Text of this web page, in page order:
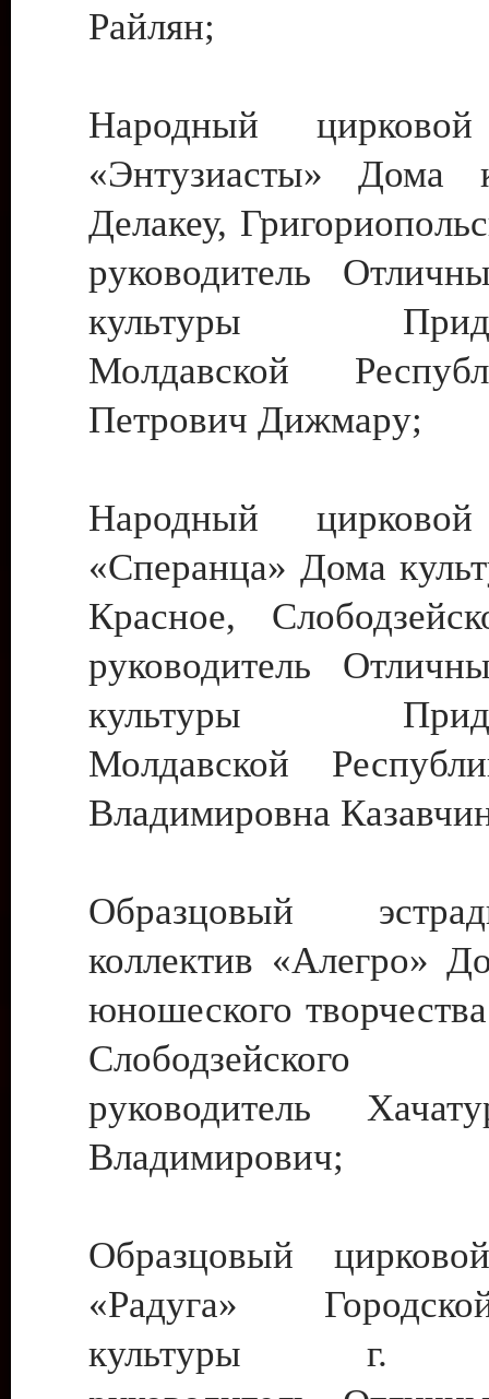
Райлян;
Народный цирковой
«Энтузиасты» Дома
Делакеу,
руководитель
культуры
Молдавской
Петрович Дижмару;
Народный цирковой
«Сперанца» Дома
Красное,
руководитель
культуры
Молдавской
Владимировна
Образцовый
коллектив «Алегро»
юношеского
руководитель
Владимирович;
Образцовый
«Радуга»
культуры г.